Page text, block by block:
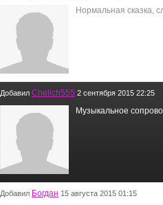
Нормальная сказка,
Добавил Chelich555 2 сентября 2015 22:25
Музыкальное
Добавил Богдан 15 августа 2015 01:15